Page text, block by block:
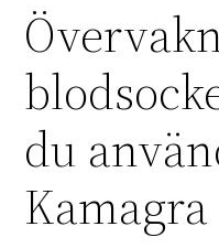
du
Kamagra